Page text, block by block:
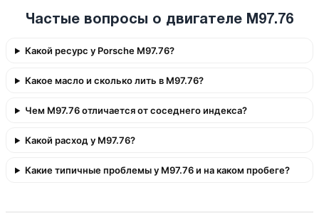
Частые вопросы о двигателе M97.76
Какой ресурс у Porsche M97.76?
Какое масло и сколько лить в M97.76?
Чем M97.76 отличается от соседнего индекса?
Какой расход у M97.76?
Какие типичные проблемы у M97.76 и на каком пробеге?